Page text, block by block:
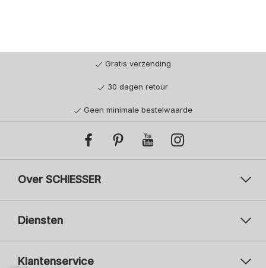
Gratis verzending
30 dagen retour
Geen minimale bestelwaarde
Over SCHIESSER
Diensten
Klantenservice